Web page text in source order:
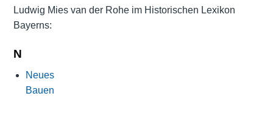
Ludwig Mies van der Rohe im Historischen Lexikon
Bayerns:
N
Neues
Bauen